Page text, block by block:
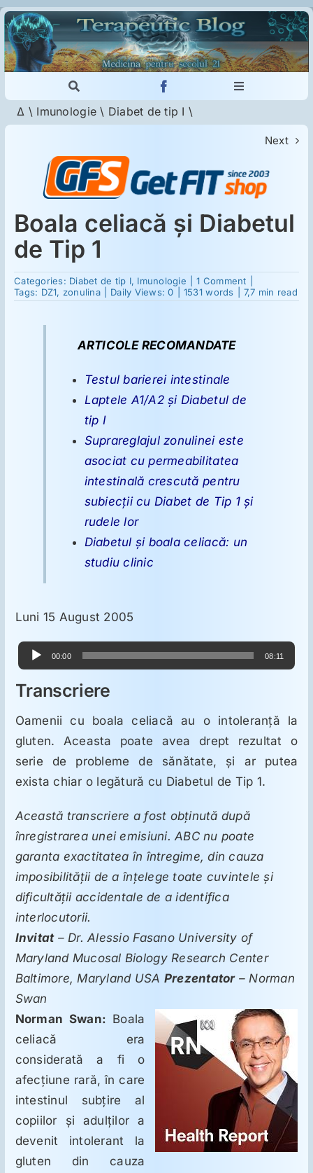
Skip
to
content
Toggle
Navigation
Cautare...
Toggle
Imunologie
Dermatologie
Psihiatrie
Neurologie
Reumatologie
Ginecologie
Toxicologie
Antipsihiatrie
Psihoterapie
Antropologie
Proză utilă
Δ \ Imunologie \ Diabet de tip I \
Next
Boala celiacă şi Diabetul
de Tip 1
Categories: Diabet de tip I, Imunologie 1 Commenton
Boala
celiacă
Tags: DZ1, zonulina Daily Views: 0 1531 words 7,7 min read
ARTICOLE RECOMANDATE
Testul barierei intestinale
Laptele A1/A2 şi Diabetul de
tip I
Suprareglajul zonulinei este
asociat cu permeabilitatea
intestinală crescută pentru
subiecţii cu Diabet de Tip 1 şi
rudele lor
Diabetul şi boala celiacă: un
studiu clinic
Luni 15 August 2005
Player
audio
00:00 08:11
Transcriere
Oamenii cu boala celiacă au o intoleranţă la
gluten. Aceasta poate avea drept rezultat o
serie de probleme de sănătate, şi ar putea
exista chiar o legătură cu Diabetul de Tip 1.
Această transcriere a fost obţinută după
înregistrarea unei emisiuni. ABC nu poate
garanta exactitatea în întregime, din cauza
imposibilităţii de a înţelege toate cuvintele şi
dificultăţii accidentale de a identifica
interlocutorii.
Invitat– Dr. Alessio Fasano University of
Maryland Mucosal Biology Research Center
Baltimore, Maryland USA Prezentator– Norman
Swan
Norman Swan: Boala
celiacă era
considerată a fi o
afecţiune rară, în care
intestinul subţire al
copiilor şi adulţilor a
devenit intolerant la
gluten din cauza